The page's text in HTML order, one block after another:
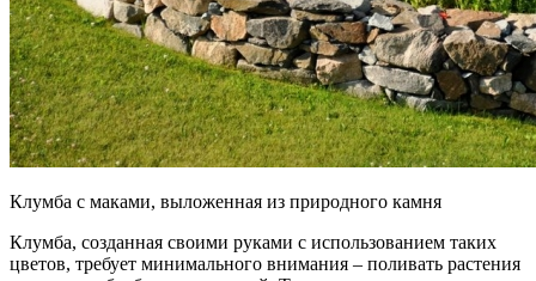
Клумба с маками, выложенная из природного камня
Клумба, созданная своими руками с использованием таких
цветов, требует минимального внимания – поливать растения